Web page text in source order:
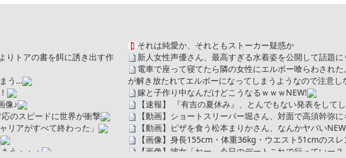
りトアの書を餌に誘き出す作
う…
像♪
のスピードに世界が衝撃
リアがすべて終わった」
う・・・
それは純愛か、それともストーカー疑惑か
新人女性声優さん、最高すぎる水着姿を公開して話題に
電車で座って寝てたら隣の女性にエルボー喰らわされ
が解き放たれてエルボーになってしまうようなので注意し
嫁と子作り中なんだけどこうなるｗｗｗNEW!
【速報】 『有吉の夏休み』、とんでもない発表をして
【動画】ショートスリーパー堀さん、対面で高須幹弥
【動画】ピザを食う松本まりかさん、なんかヤバい
【画像】身長155cm・体重36kg・ウエスト51cmのス
【画像】彼女「ねー、今日のデートこれで行っていー？